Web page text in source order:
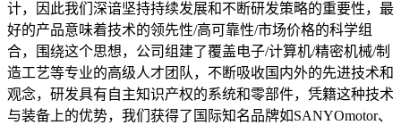
计，因此我们深谙坚持持续发展和不断研发策略的重要性，最
好的产品意味着技术的领先性/高可靠性/市场价格的科学组
合，围绕这个思想，公司组建了覆盖电子/计算机/精密机械/制
造工艺等专业的高级人才团队，不断吸收国内外的先进技术和
观念，研发具有自主知识产权的系统和零部件，凭籍这种技术
与装备上的优势，我们获得了国际知名品牌如SANYOmotor、